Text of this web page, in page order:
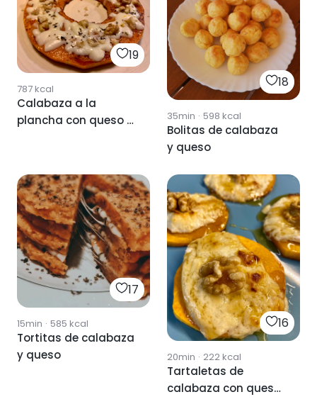
19
787kcal
Calabaza a la
plancha con queso y
18
35min · 598 kcal
Bolitas de calabaza
y queso
17
15min · 585 kcal
Tortitas de calabaza
y queso
16
20min · 222kcal
Tartaletas de
calabaza con queso